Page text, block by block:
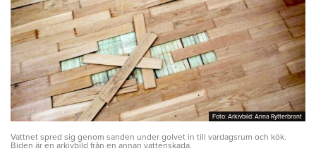
Foto: Arkivbild: Anna Rytterbrant
Foto: Arkivbild: Anna Rytterbrant
Vattnet spred sig genom sanden under golvet in till vardagsrum och kök.
Biden är en arkivbild från en annan vattenskada.